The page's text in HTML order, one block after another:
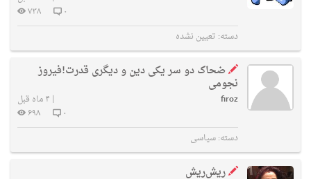
۰
۷۳۸
دسته: تعیین نشده
ضحاک دو سر یکی دین و دیگری قدرت!فیروز
نجومی
firoz
| ۴ ماه قبل
۰
۶۹۸
دسته:سیاسی
ریش‌ریش